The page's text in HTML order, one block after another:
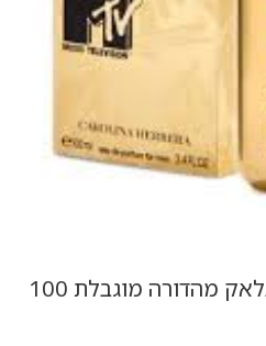
קרולינה הררה 212 VIP בלאק מהדורה מוגבלת 100